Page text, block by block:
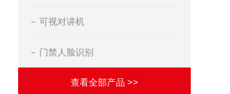
可视对讲机
门禁人脸识别
查看全部产品 >>